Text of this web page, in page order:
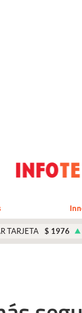
TARJETA $ 1976